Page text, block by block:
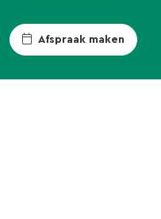
Afspraak maken